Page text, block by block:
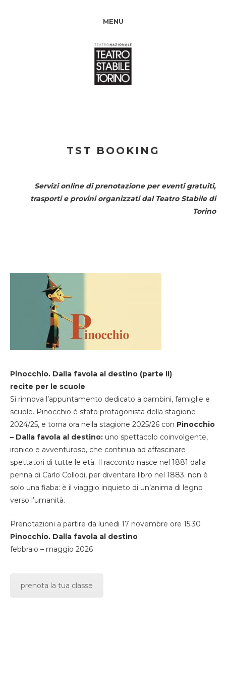
MENU
TST BOOKING
Servizi online di prenotazione per eventi gratuiti,
trasporti e provini organizzati dal Teatro Stabile di
Torino
Pinocchio. Dalla favola al destino (parte II)
recite per le scuole
Si rinnova l’appuntamento dedicato a bambini, famiglie e
scuole. Pinocchio è stato protagonista della stagione
2024/25, e torna ora nella stagione 2025/26 con Pinocchio
– Dalla favola al destino: uno spettacolo coinvolgente,
ironico e avventuroso, che continua ad affascinare
spettatori di tutte le età. Il racconto nasce nel 1881 dalla
penna di Carlo Collodi, per diventare libro nel 1883. non è
solo una fiaba: è il viaggio inquieto di un’anima di legno
verso l’umanità.
Prenotazioni a partire da lunedi 17 novembre ore 15.30
Pinocchio. Dalla favola al destino
febbraio – maggio 2026
prenota la tua classe